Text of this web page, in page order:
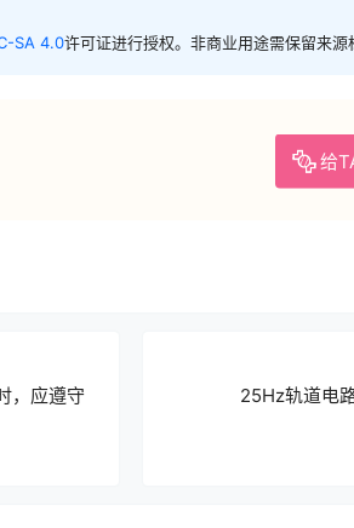
SA 4.0许可证进行授权。非商业用途需保留来源
给
，应遵守
25Hz轨道电